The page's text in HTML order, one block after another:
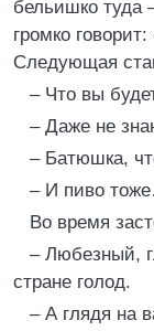
бельишко туда
громко
Следующая
– Что вы
– Даже не
– Батюшка,
– И пиво
Во время
– Любезный,
стране голод.
– А глядя на